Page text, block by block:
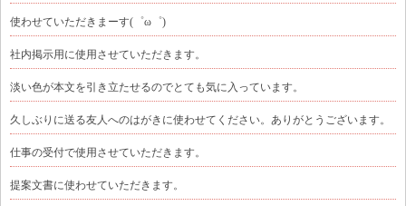
使わせていただきまーす(゜ω゜)
社内掲示用に使用させていただきます。
淡い色が本文を引き立たせるのでとても気に入っています。
久しぶりに送る友人へのはがきに使わせてください。ありがとうございます。
仕事の受付で使用させていただきます。
提案文書に使わせていただきます。